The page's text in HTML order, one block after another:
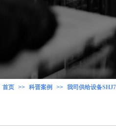
首页 >> 科晋案例 >> 我司供给设备